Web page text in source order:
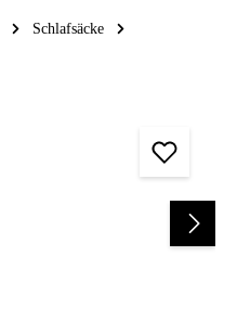
Schlafsäcke